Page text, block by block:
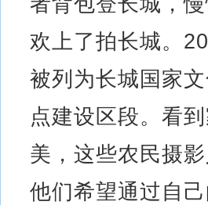
欢上了拍长城。
被列为长城国家
点建设区段。看
美，这些农民摄
他们希望通过自